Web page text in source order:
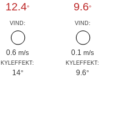
12.4°
VIND:
0.6 m/s
KYLEFFEKT:
14°
9.6°
VIND:
0.1 m/s
KYLEFFEKT:
9.6°